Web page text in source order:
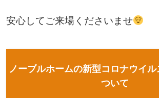
安心してご来場くださいませ
ノーブルホームの新型コロナウイ
ついて